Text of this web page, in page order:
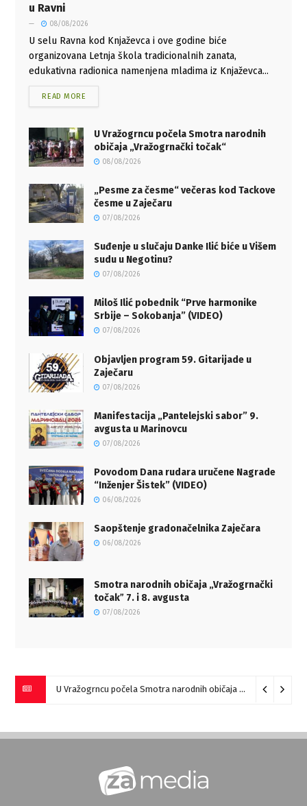
u Ravni
08/08/2026
U selu Ravna kod Knjaževca i ove godine biće
organizovana Letnja škola tradicionalnih zanata,
edukativna radionica namenjena mladima iz Knjaževca...
READ MORE
U Vražogrncu počela Smotra narodnih
običaja „Vražogrnački točak“
08/08/2026
„Pesme za česme“ večeras kod Tackove
česme u Zaječaru
07/08/2026
Suđenje u slučaju Danke Ilić biće u Višem
sudu u Negotinu?
07/08/2026
Miloš Ilić pobednik “Prve harmonike
Srbije – Sokobanja” (VIDEO)
07/08/2026
Objavljen program 59. Gitarijade u
Zaječaru
07/08/2026
Manifestacija „Pantelejski sabor” 9.
avgusta u Marinovcu
07/08/2026
Povodom Dana rudara uručene Nagrade
“Inženjer Šistek” (VIDEO)
06/08/2026
Saopštenje gradonačelnika Zaječara
06/08/2026
Smotra narodnih običaja „Vražogrnački
točakˮ 7. i 8. avgusta
07/08/2026
U Vražogrncu počela Smotra narodnih običaja „Vražogrnački točak“